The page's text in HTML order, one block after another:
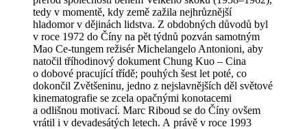
tedy v momentě, kdy země zažila nejhrůznější
hladomor v dějinách lidstva. Z obdobných důvodů byl
v roce 1972 do Číny na pět týdnů pozván samotným
Mao Ce-tungem režisér Michelangelo Antonioni, aby
natočil tříhodinový dokument Chung Kuo – Cina
o dobové pracující třídě; pouhých šest let poté, co
dokončil Zvětšeninu, jedno z nejslavnějších děl světové
kinematografie se zcela opačnými konotacemi
a odlišnou motivací. Marc Riboud se do Číny ovšem
vrátil i v devadesátých letech. A právě v roce 1993